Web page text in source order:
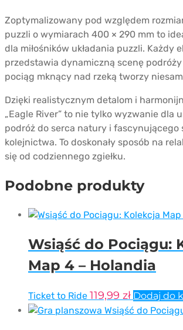
Zoptymalizowany pod względem
puzzli o wymiarach 400 × 290 mm to
dla miłośników układania puzzli. Każdy
przedstawia dynamiczną scenę
pociąg mknący nad rzeką tworzy
Dzięki realistycznym detalom i
„Eagle River” to nie tylko wyzwanie dla
podróż do serca natury i fascynującego
kolejnictwa. To doskonały sposób na
się od codziennego zgiełku.
Podobne produkty
Wsiąść do Pociągu:
Map 4 – Holandia
Ticket to Ride 119,99 zł Dodaj do